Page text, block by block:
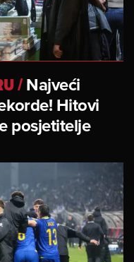
/Najveći
Hitovi
posjetitelje